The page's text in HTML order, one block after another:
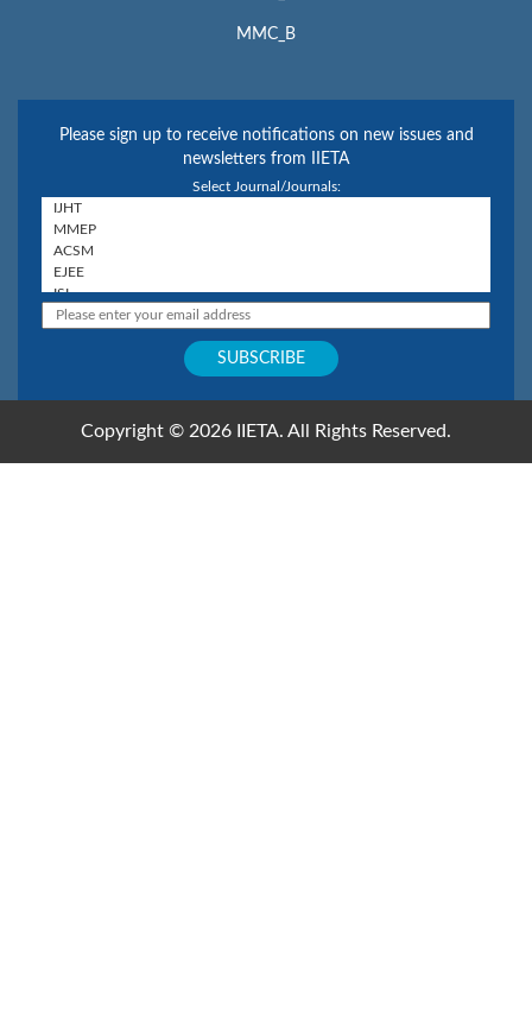
MMC_B
Please sign up to receive notifications on new issues and
newsletters from IIETA
Select Journal/Journals:
Copyright © 2026 IIETA. All Rights Reserved.